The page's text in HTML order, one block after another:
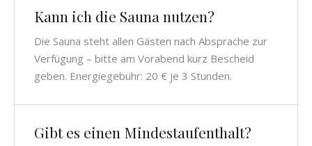
Kann ich die Sauna nutzen?
Die Sauna steht allen Gästen nach Absprache zur
Verfügung – bitte am Vorabend kurz Bescheid
geben. Energiegebühr: 20 € je 3 Stunden.
Gibt es einen Mindestaufenthalt?